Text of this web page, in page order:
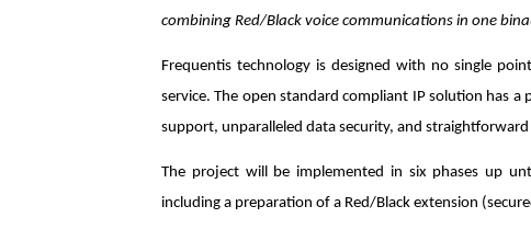
combining Red/Black voice communications in one
Frequentis technology is designed with no single
service. The open standard compliant IP solution has
support, unparalleled data security, and
The project will be implemented in six phases up
including a preparation of a Red/Black extension